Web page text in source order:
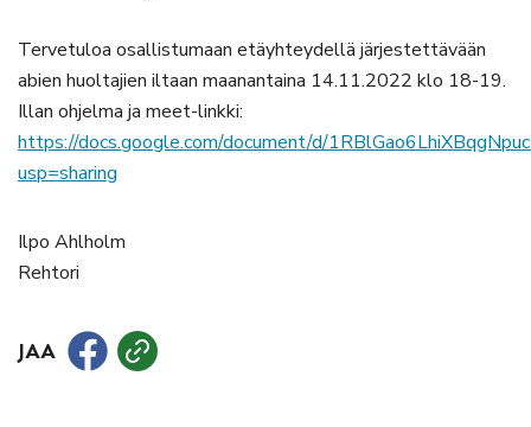
Tervetuloa osallistumaan etäyhteydellä järjestettävään
abien huoltajien iltaan maanantaina 14.11.2022 klo 18-19.
Illan ohjelma ja meet-linkki:
https://docs.google.com/document/d/
usp=sharing
Ilpo Ahlholm
Rehtori
JAA